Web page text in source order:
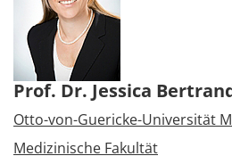
Prof. Dr. Jessica
Otto-von-Guericke-Universität
Medizinische Fakultät